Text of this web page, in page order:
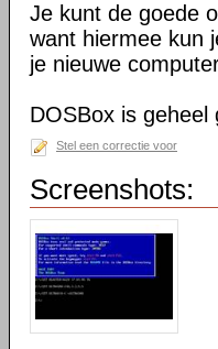
Je kunt de goede
want hiermee kun
je nieuwe
DOSBox is geheel
Stel een correctie voor
Screenshots: